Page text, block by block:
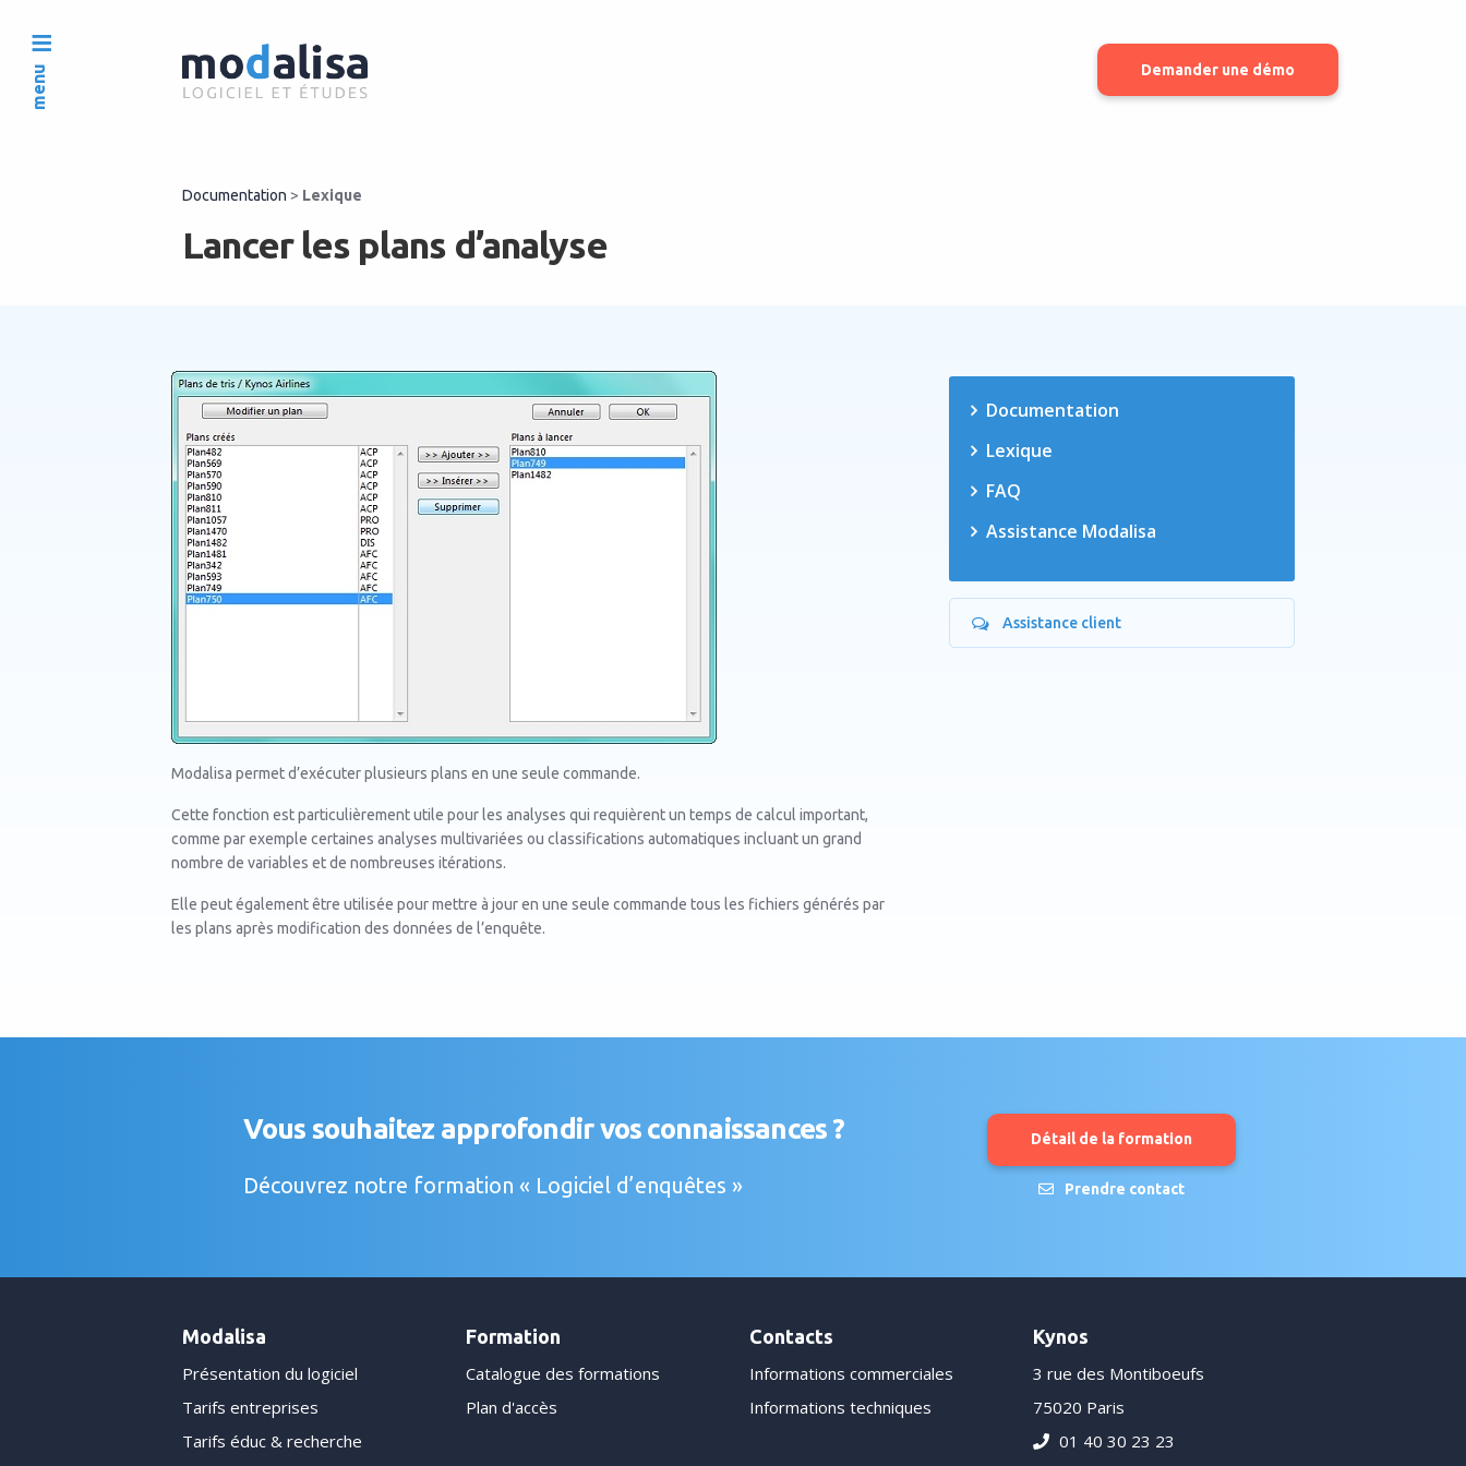
menu Demander une démo
Documentation > Lexique
Lancer les plans d’analyse
Modalisa permet d’exécuter plusieurs plans en une seule commande.
Cette fonction est particulièrement utile pour les analyses qui requièrent un temps de calcul important,
comme par exemple certaines analyses multivariées ou classifications automatiques incluant un grand
nombre de variables et de nombreuses itérations.
Elle peut également être utilisée pour mettre à jour en une seule commande tous les fichiers générés par
les plans après modification des données de l’enquête.
Documentation
Lexique
FAQ
Assistance Modalisa
Assistance client
Vous souhaitez approfondir vos connaissances ?
Découvrez notre formation « Logiciel d’enquêtes »
Détail de la formation
Prendre contact
Modalisa
Présentation du logiciel
Tarifs entreprises
Tarifs éduc & recherche
Formation
Catalogue des formations
Plan d'accès
Contacts
Informations commerciales
Informations techniques
Kynos
3 rue des Montiboeufs
75020 Paris
01 40 30 23 23